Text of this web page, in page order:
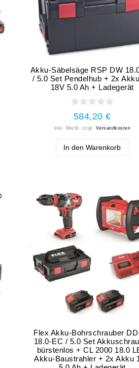
Akku-Säbelsäge RSP DW
/ 5.0 Set Pendelhub + 2x
18V 5.0 Ah + Ladegerät
584,20 €
inkl. MwSt. zzgl. Versandkosten
In den Warenkorb
Flex Akku-Bohrschrauber DD
18.0-EC / 5.0 Set
bürstenlos + CL 2000 18.0
Akku-Baustrahler + 2x Akku